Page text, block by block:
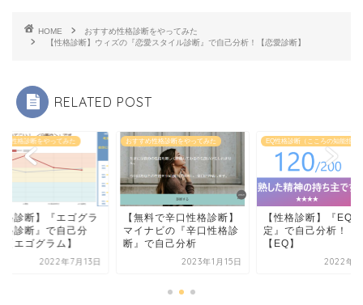
HOME
おすすめ性格診断をやってみた
【性格診断】ウィズの『恋愛スタイル診断』で自己分析！【恋愛診断】
RELATED POST
め性格診断をやってみた
格診断】『エゴグラ
格診断』で自己分
【エゴグラム】
2022年7月13日
おすすめ性格診断をやってみた
【無料で辛口性格診断】
マイナビの『辛口性格診
断』で自己分析
2023年1月15日
EQ性格診断（こころの知能指数
【性格診断】『EQ測
定』で自己分析！
【EQ】
2022年6